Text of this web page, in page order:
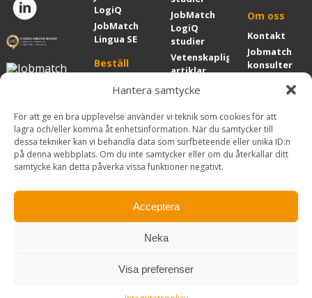
Hantera samtycke
För att ge en bra upplevelse använder vi teknik som cookies för att
lagra och/eller komma åt enhetsinformation. När du samtycker till
dessa tekniker kan vi behandla data som surfbeteende eller unika ID:n
på denna webbplats. Om du inte samtycker eller om du återkallar ditt
samtycke kan detta påverka vissa funktioner negativt.
Acceptera
Neka
Visa preferenser
LogiQ
JobMatch
Lingua SE
Beställ
Utbildning
Certifiering
i JobMatch
Talent
Fördjupningskurs
Talent
JobMatch
LogiQ
studier
Vetenskapliga
artiklar
Våra
rådgivare
Kunder
Kunder
Kundcase
Kundcitat
Om oss
Kontakt
Jobmatch
konsulter
partners
Affärsidé
och
värderingar
GDPR